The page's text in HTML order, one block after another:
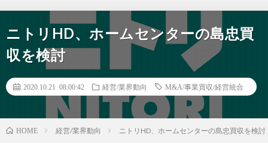
ニトリHD、ホームセンターの島忠買
収を検討
2020.10.21 08:00:42 経営/業界動向 M&A/事業買収/経営統合
HOME 経営/業界動向 ニトリHD、ホームセンターの島忠買収を検討